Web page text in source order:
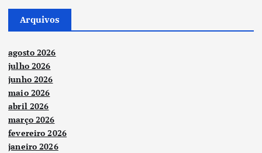
Arquivos
agosto 2026
julho 2026
junho 2026
maio 2026
abril 2026
março 2026
fevereiro 2026
janeiro 2026